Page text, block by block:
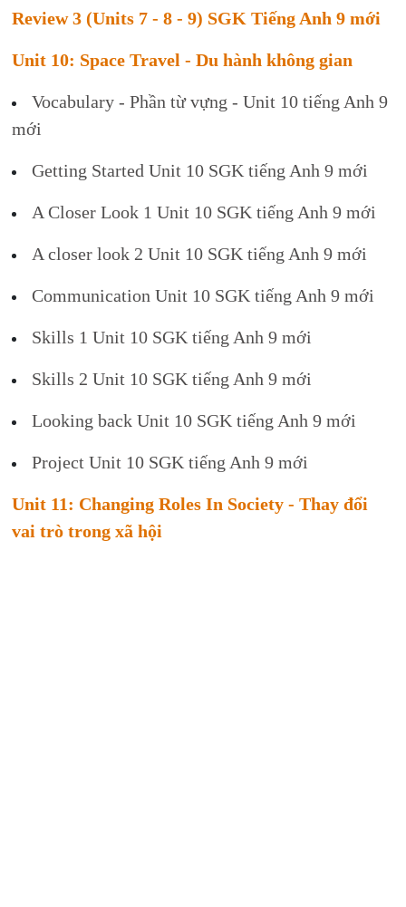
Review 3 (Units 7 - 8 - 9) SGK Tiếng Anh 9 mới
Unit 10: Space Travel - Du hành không gian
Vocabulary - Phần từ vựng - Unit 10 tiếng Anh 9
mới
Getting Started Unit 10 SGK tiếng Anh 9 mới
A Closer Look 1 Unit 10 SGK tiếng Anh 9 mới
A closer look 2 Unit 10 SGK tiếng Anh 9 mới
Communication Unit 10 SGK tiếng Anh 9 mới
Skills 1 Unit 10 SGK tiếng Anh 9 mới
Skills 2 Unit 10 SGK tiếng Anh 9 mới
Looking back Unit 10 SGK tiếng Anh 9 mới
Project Unit 10 SGK tiếng Anh 9 mới
Unit 11: Changing Roles In Society - Thay đổi
vai trò trong xã hội